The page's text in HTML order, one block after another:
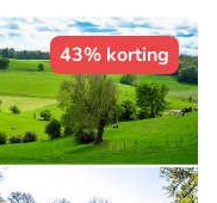
43% korting